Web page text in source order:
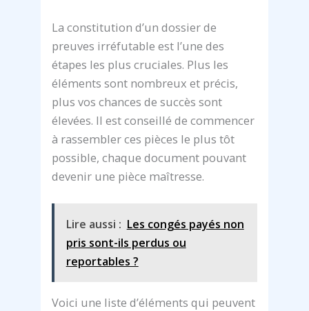
La constitution d’un dossier de
preuves irréfutable est l’une des
étapes les plus cruciales. Plus les
éléments sont nombreux et précis,
plus vos chances de succès sont
élevées. Il est conseillé de commencer
à rassembler ces pièces le plus tôt
possible, chaque document pouvant
devenir une pièce maîtresse.
Lire aussi : Les congés payés non
pris sont-ils perdus ou
reportables ?
Voici une liste d’éléments qui peuvent